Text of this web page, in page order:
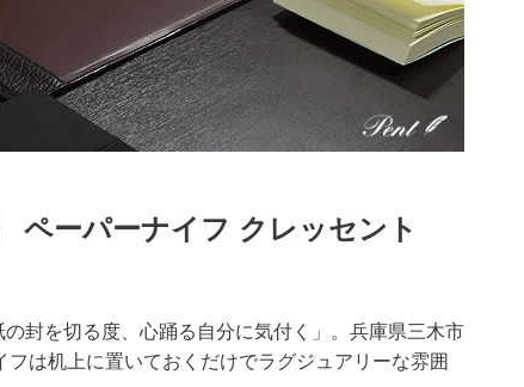
ペーパーナイフ クレッセント
の封を切る度、心踊る自分に気付く」。兵庫県三木市
は机上に置いておくだけでラグジュアリーな雰囲